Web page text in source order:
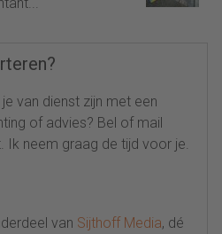
je van dienst zijn met een
of advies? Bel of mail
Ik neem graag de tijd voor je.
van Sijthoff Media, dé